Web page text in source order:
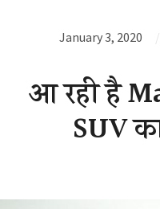
January 3, 2020
आ रही है
SUV